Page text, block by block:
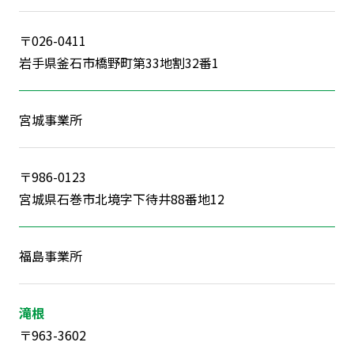
〒026-0411
岩手県釜石市橋野町第33地割32番1
宮城事業所
〒986-0123
宮城県石巻市北境字下待井88番地12
福島事業所
滝根
〒963-3602